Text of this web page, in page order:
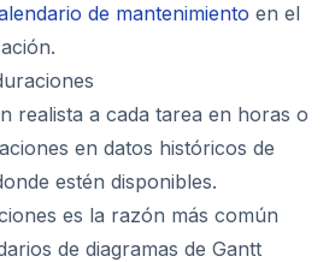
de mantenimiento en el
realista a cada tarea en horas o
en datos históricos de
estén disponibles.
es la razón más común
de diagramas de Gantt